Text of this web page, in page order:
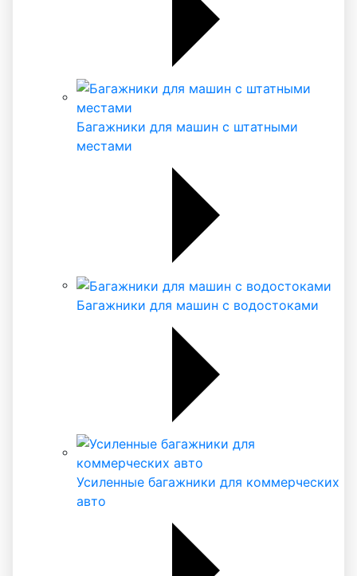
Багажники для машин с штатными
местами
Багажники для машин с водостоками
Усиленные багажники для коммерческих
авто